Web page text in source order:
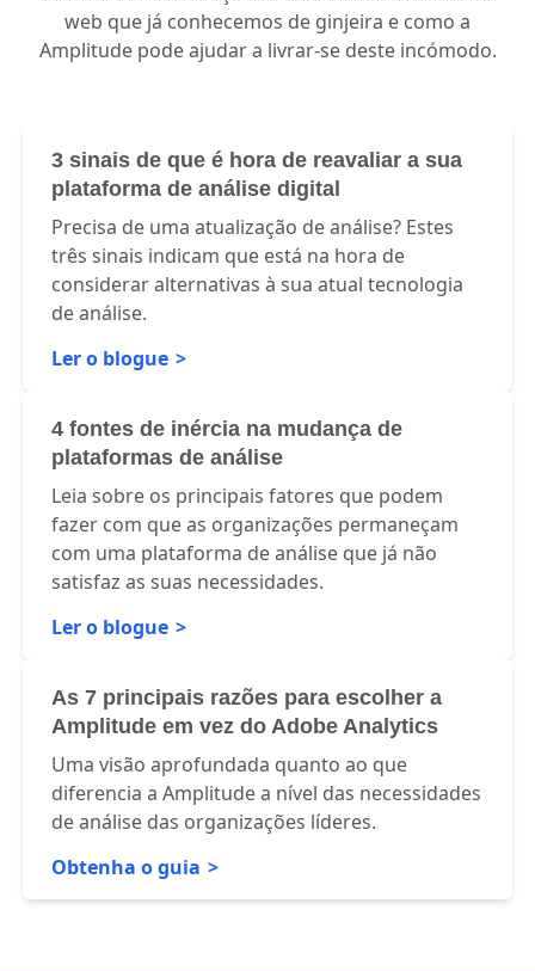
web que já conhecemos de ginjeira e como a
Amplitude pode ajudar a livrar-se deste incómodo.
3 sinais de que é hora de reavaliar a sua
plataforma de análise digital
Precisa de uma atualização de análise? Estes
três sinais indicam que está na hora de
considerar alternativas à sua atual tecnologia
de análise.
Ler o blogue
4 fontes de inércia na mudança de
plataformas de análise
Leia sobre os principais fatores que podem
fazer com que as organizações permaneçam
com uma plataforma de análise que já não
satisfaz as suas necessidades.
Ler o blogue
As 7 principais razões para escolher a
Amplitude em vez do Adobe Analytics
Uma visão aprofundada quanto ao que
diferencia a Amplitude a nível das necessidades
de análise das organizações líderes.
Obtenha o guia